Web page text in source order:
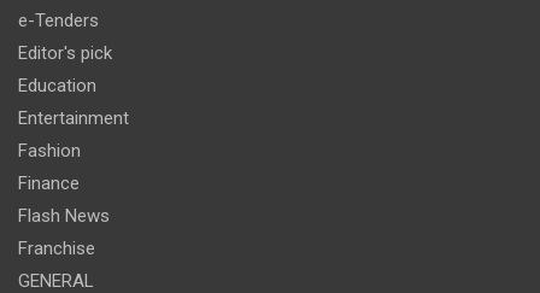
e-Tenders
Editor's pick
Education
Entertainment
Fashion
Finance
Flash News
Franchise
GENERAL